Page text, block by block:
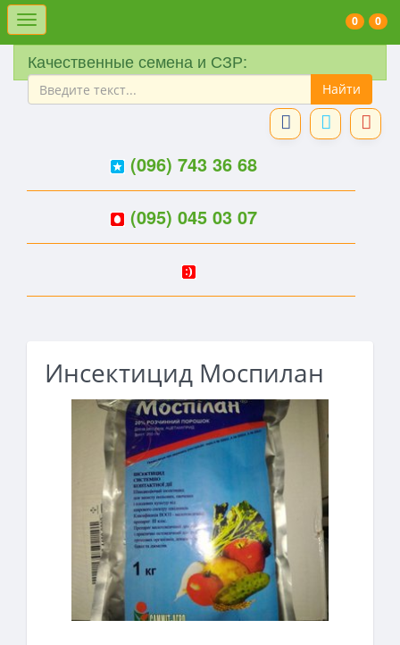
Меню 0
0
Качественные семена и СЗР:
(096) 743 36 68
(095) 045 03 07
Инсектицид Моспилан